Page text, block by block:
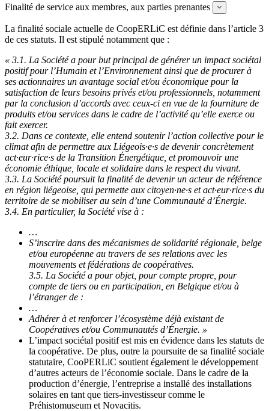
Finalité de service aux membres, aux parties prenantes Expand
La finalité sociale actuelle de CoopERLiC est définie dans l’article 3
de ces statuts. Il est stipulé notamment que :
« 3.1. La Société a pour but principal de générer un impact sociétal
positif pour l’Humain et l’Environnement ainsi que de procurer à
ses actionnaires un avantage social et/ou économique pour la
satisfaction de leurs besoins privés et/ou professionnels, notamment
par la conclusion d’accords avec ceux-ci en vue de la fourniture de
produits et/ou services dans le cadre de l’activité qu’elle exerce ou
fait exercer.
3.2. Dans ce contexte, elle entend soutenir l’action collective pour le
climat afin de permettre aux Liégeois·e·s de devenir concrètement
act·eur·rice·s de la Transition Énergétique, et promouvoir une
économie éthique, locale et solidaire dans le respect du vivant.
3.3. La Société poursuit la finalité de devenir un acteur de référence
en région liégeoise, qui permette aux citoyen·ne·s et act·eur·rice·s du
territoire de se mobiliser au sein d’une Communauté d’Énergie.
3.4. En particulier, la Société vise à :
…
S’inscrire dans des mécanismes de solidarité régionale, belge
et/ou européenne au travers de ses relations avec les
mouvements et fédérations de coopératives.
3.5. La Société a pour objet, pour compte propre, pour
compte de tiers ou en participation, en Belgique et/ou à
l’étranger de :
…
Adhérer à et renforcer l’écosystème déjà existant de
Coopératives et/ou Communautés d’Énergie. »
L’impact sociétal positif est mis en évidence dans les statuts de
la coopérative. De plus, outre la poursuite de sa finalité sociale
statutaire, CooPERLiC soutient également le développement
d’autres acteurs de l’économie sociale. Dans le cadre de la
production d’énergie, l’entreprise a installé des installations
solaires en tant que tiers-investisseur comme le
Préhistomuseum et Novacitis.